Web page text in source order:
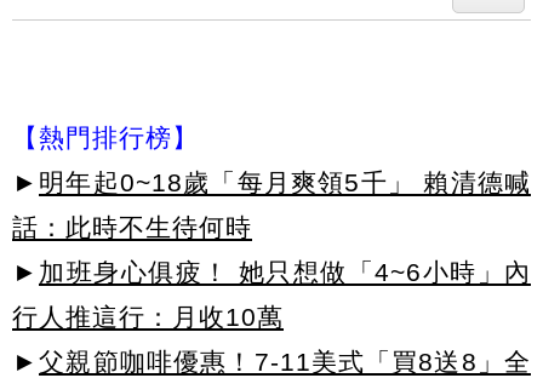
【熱門排行榜】
► 明年起0~18歲「每月爽領5千」 賴清德喊
話：此時不生待何時
► 加班身心俱疲！ 她只想做「4~6小時」內
行人推這行：月收10萬
► 父親節咖啡優惠！7-11美式「買8送8」全